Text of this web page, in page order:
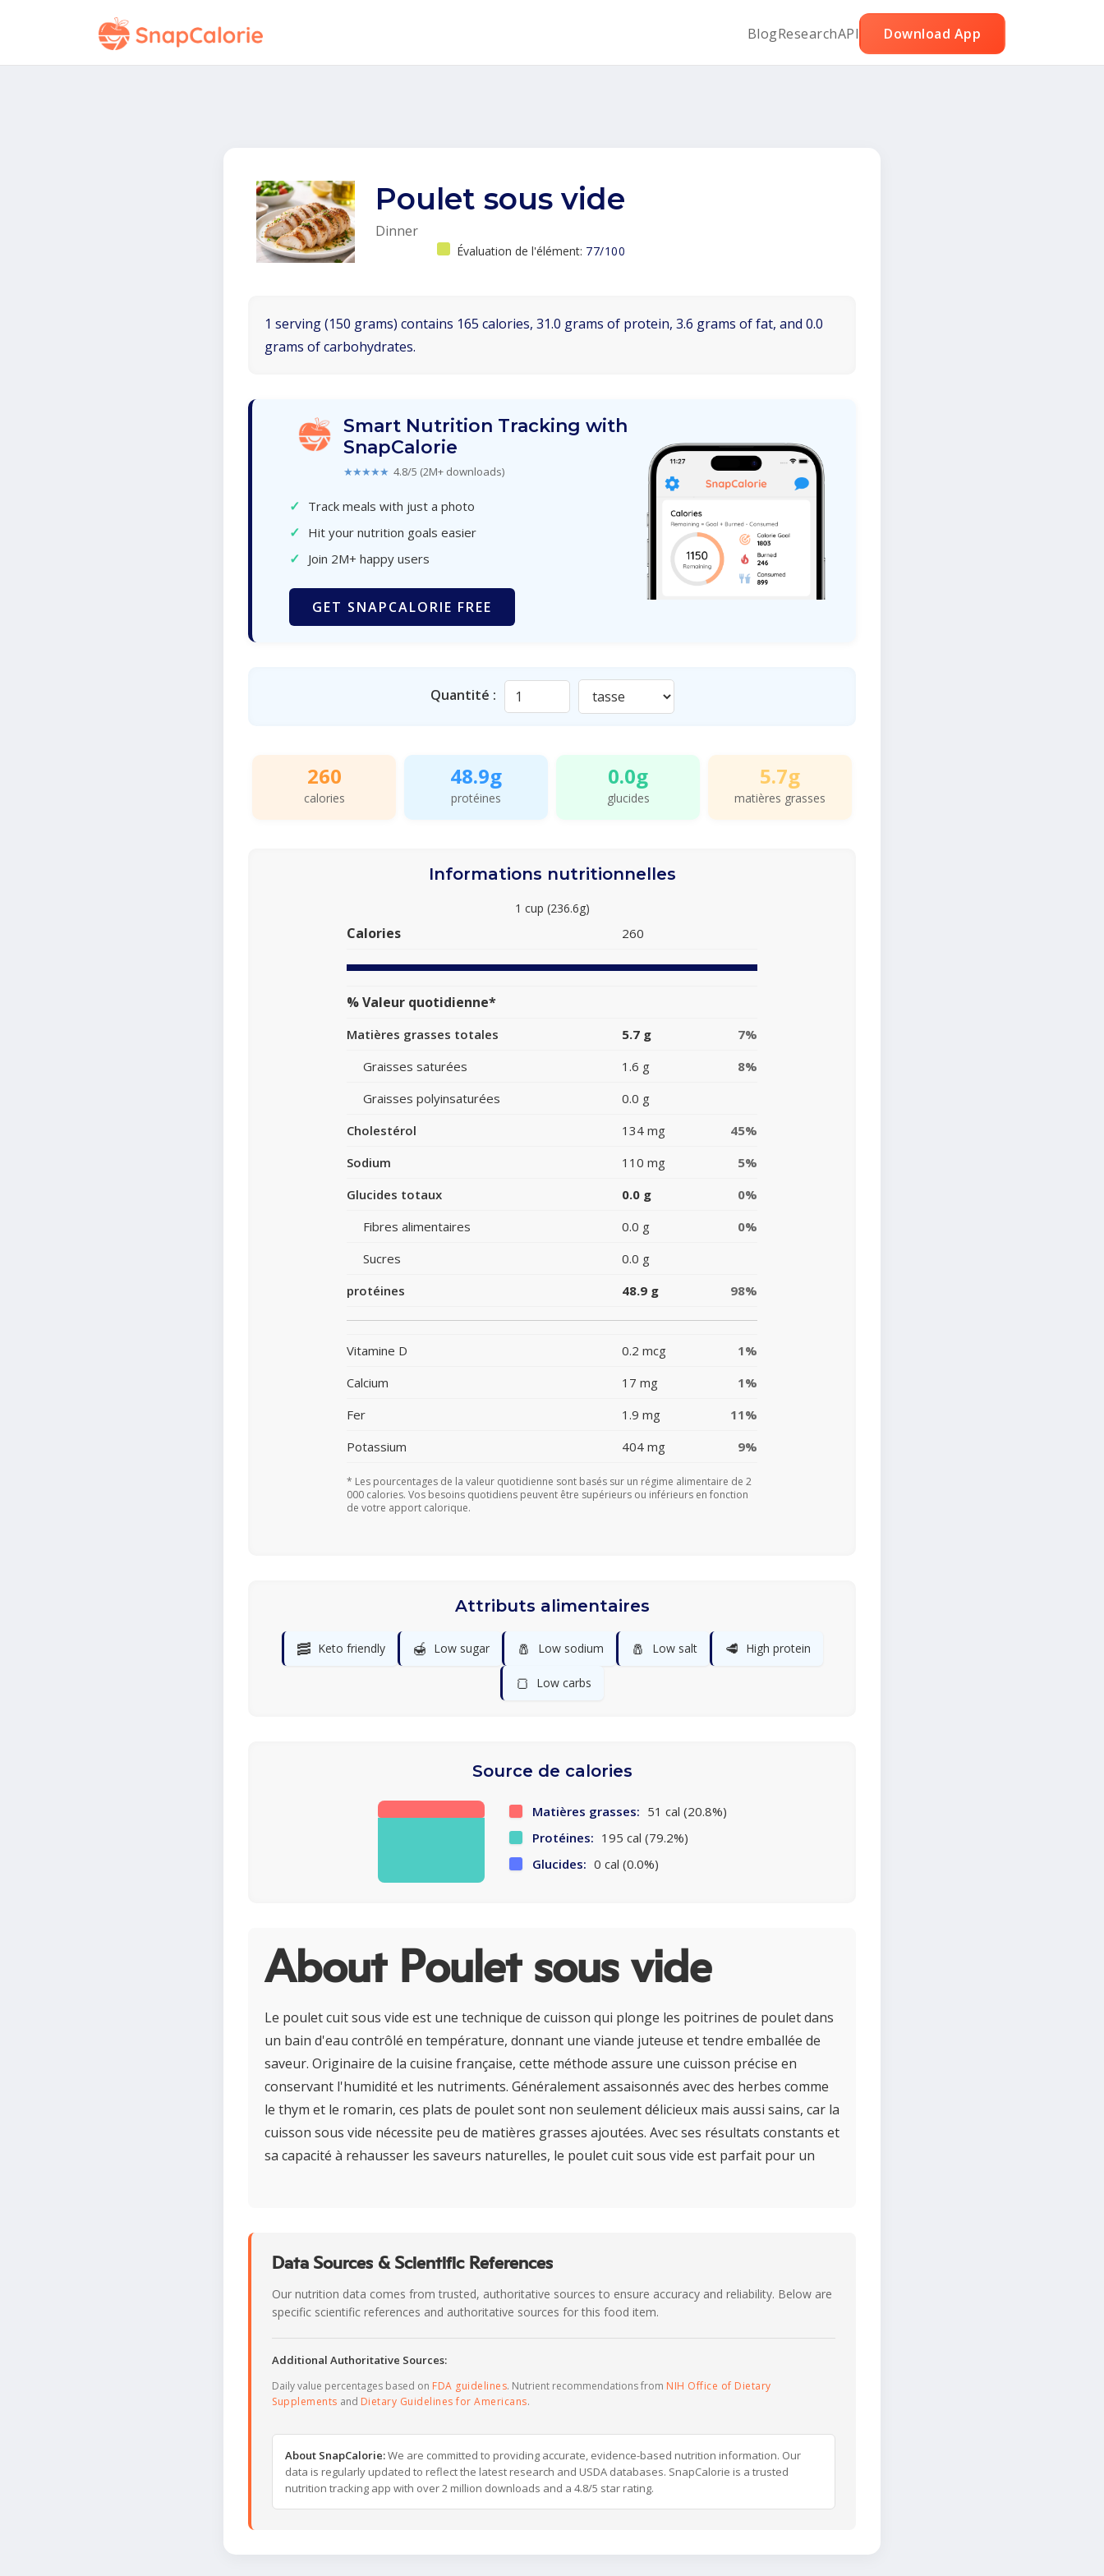
BlogResearchAPI Download App
Poulet sous vide
Dinner
Évaluation de l'élément: 77/100
1 serving (150 grams) contains 165 calories, 31.0 grams of protein, 3.6 grams of fat, and 0.0
grams of carbohydrates.
Smart Nutrition Tracking with
SnapCalorie
★★★★★ 4.8/5 (2M+ downloads)
✓ Track meals with just a photo
✓ Hit your nutrition goals easier
✓ Join 2M+ happy users
GET SNAPCALORIE FREE
Quantité :
260
calories
48.9g
protéines
0.0g
glucides
5.7g
matières grasses
Informations nutritionnelles
1 cup (236.6g)
Calories 260
% Valeur quotidienne*
Matières grasses totales 5.7 g
7%
Graisses saturées
1.6 g
8%
Graisses polyinsaturées
0.0 g
Cholestérol
134 mg
45%
Sodium
110 mg
5%
Glucides totaux
0.0 g
0%
Fibres alimentaires
0.0 g
0%
Sucres
0.0 g
protéines
48.9 g 98%
Vitamine D 0.2 mcg
1%
Calcium
17 mg
1%
Fer
1.9 mg
11%
Potassium
404 mg 9%
* Les pourcentages de la valeur quotidienne sont basés sur un régime alimentaire de 2
000 calories. Vos besoins quotidiens peuvent être supérieurs ou inférieurs en fonction
de votre apport calorique.
Attributs alimentaires
🥓 Keto friendly 🍯 Low sugar 🧂 Low sodium 🧂 Low salt 🥩 High protein
🍞 Low carbs
Source de calories
Matières grasses: 51 cal (20.8%)
Protéines: 195 cal (79.2%)
Glucides: 0 cal (0.0%)
About Poulet sous vide
Le poulet cuit sous vide est une technique de cuisson qui plonge les poitrines de poulet dans
un bain d'eau contrôlé en température, donnant une viande juteuse et tendre emballée de
saveur. Originaire de la cuisine française, cette méthode assure une cuisson précise en
conservant l'humidité et les nutriments. Généralement assaisonnés avec des herbes comme
le thym et le romarin, ces plats de poulet sont non seulement délicieux mais aussi sains, car la
cuisson sous vide nécessite peu de matières grasses ajoutées. Avec ses résultats constants et
sa capacité à rehausser les saveurs naturelles, le poulet cuit sous vide est parfait pour un
Data Sources & Scientific References
Our nutrition data comes from trusted, authoritative sources to ensure accuracy and reliability. Below are
specific scientific references and authoritative sources for this food item.
Additional Authoritative Sources:
Daily value percentages based on FDA guidelines. Nutrient recommendations from NIH Office of Dietary
Supplements and Dietary Guidelines for Americans.
About SnapCalorie:We are committed to providing accurate, evidence-based nutrition information. Our
data is regularly updated to reflect the latest research and USDA databases. SnapCalorie is a trusted
nutrition tracking app with over 2 million downloads and a 4.8/5 star rating.